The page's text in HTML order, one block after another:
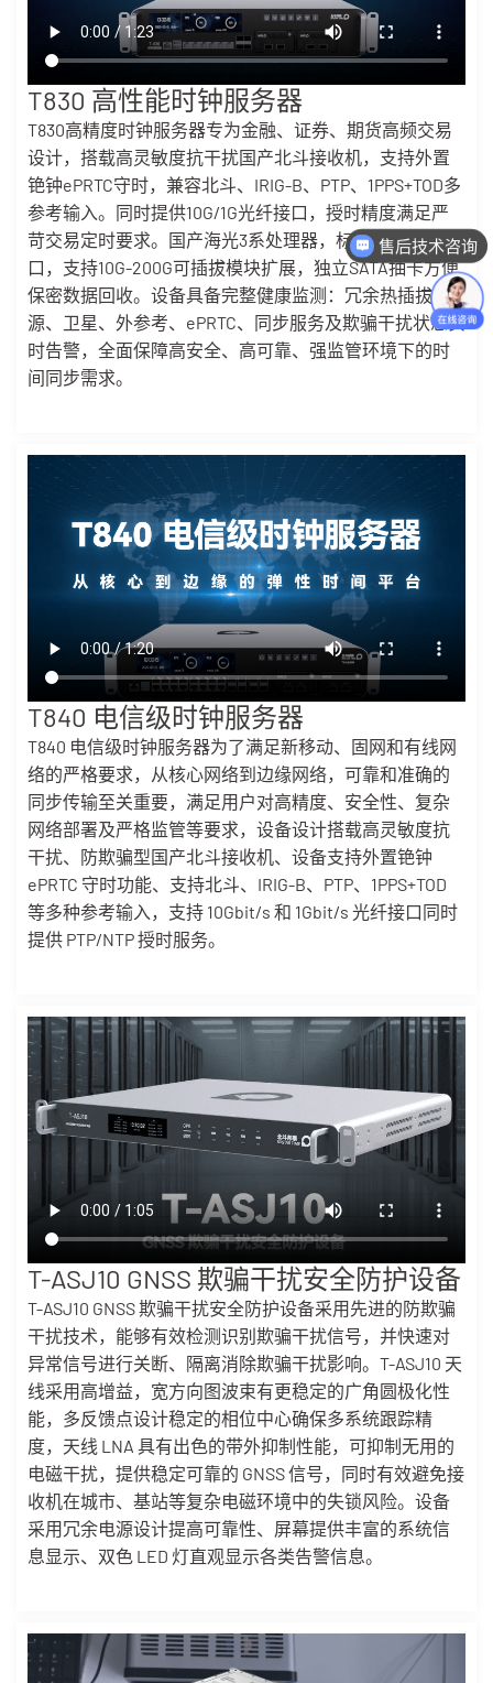
T830 高性能时钟服务器
T830高精度时钟服务器专为金融、证券、期货高频交易
设计，搭载高灵敏度抗干扰国产北斗接收机，支持外置
铯钟ePRTC守时，兼容北斗、IRIG-B、PTP、1PPS+TOD多
参考输入。同时提供10G/1G光纤接口，授时精度满足严
苛交易定时要求。国产海光3系处理器，标配6电4光千兆
口，支持10G-200G可插拔模块扩展，独立SATA抽卡方便
保密数据回收。设备具备完整健康监测：冗余热插拔电
源、卫星、外参考、ePRTC、同步服务及欺骗干扰状态实
时告警，全面保障高安全、高可靠、强监管环境下的时
间同步需求。
T840 电信级时钟服务器
T840 电信级时钟服务器为了满足新移动、固网和有线网
络的严格要求，从核心网络到边缘网络，可靠和准确的
同步传输至关重要，满足用户对高精度、安全性、复杂
网络部署及严格监管等要求，设备设计搭载高灵敏度抗
干扰、防欺骗型国产北斗接收机、设备支持外置铯钟
ePRTC 守时功能、支持北斗、IRIG-B、PTP、1PPS+TOD
等多种参考输入，支持 10Gbit/s 和 1Gbit/s 光纤接口同时
提供 PTP/NTP 授时服务。
T-ASJ10 GNSS 欺骗干扰安全防护设备
T-ASJ10 GNSS 欺骗干扰安全防护设备采用先进的防欺骗
干扰技术，能够有效检测识别欺骗干扰信号，并快速对
异常信号进行关断、隔离消除欺骗干扰影响。T-ASJ10 天
线采用高增益，宽方向图波束有更稳定的广角圆极化性
能，多反馈点设计稳定的相位中心确保多系统跟踪精
度，天线 LNA 具有出色的带外抑制性能，可抑制无用的
电磁干扰，提供稳定可靠的 GNSS 信号，同时有效避免接
收机在城市、基站等复杂电磁环境中的失锁风险。设备
采用冗余电源设计提高可靠性、屏幕提供丰富的系统信
息显示、双色 LED 灯直观显示各类告警信息。
售后技术咨询